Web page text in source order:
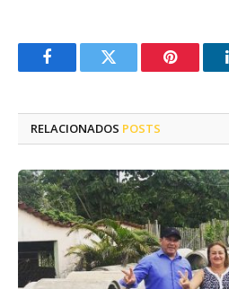
FacebookTwitter Pinterest
RELACIONADOS POSTS